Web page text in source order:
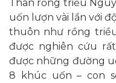
Thân rồng triều
uốn lượn vài lần với
thuôn như rồng
được nghiên cứu
được những đường
8 khúc uốn – con